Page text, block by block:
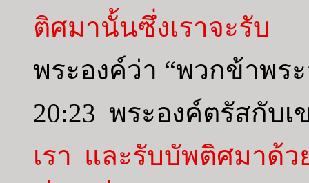
ติศมานั้นซึ่งเราจะรับ
พระองค์ว่า “พวกข้าพร
20:23 พระองค์ตรัสกับ
เรา และรับบัพติศมาด้